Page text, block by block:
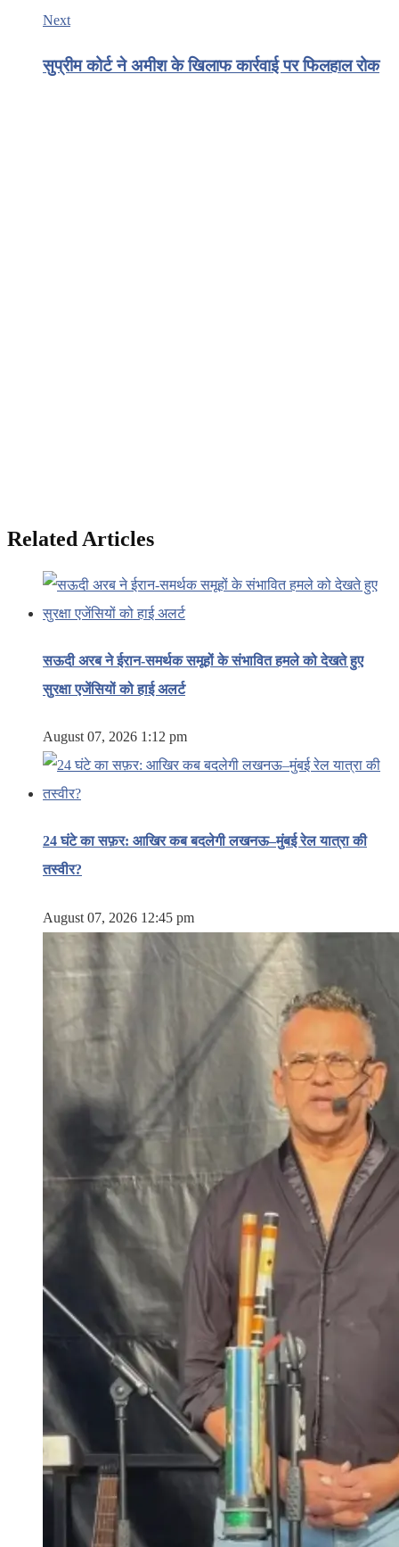
Next
सुप्रीम कोर्ट ने अमीश के खिलाफ कार्रवाई पर फिलहाल रोक
Related Articles
सऊदी अरब ने ईरान-समर्थक समूहों के संभावित हमले को देखते हुए
सुरक्षा एजेंसियों को हाई अलर्ट
August 07, 2026 1:12 pm
24 घंटे का सफ़र: आखिर कब बदलेगी लखनऊ–मुंबई रेल यात्रा की
तस्वीर?
August 07, 2026 12:45 pm